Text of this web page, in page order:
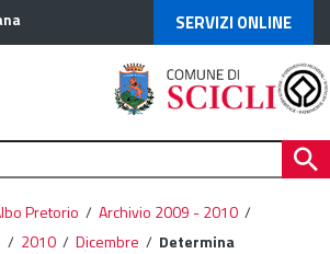
SERVIZI ONLINE
Pretorio / Archivio 2009 - 2010 /
/ 2010 / Dicembre / Determina